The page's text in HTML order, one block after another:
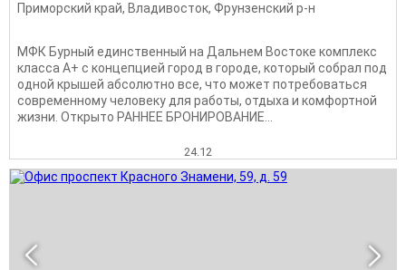
Приморский край, Владивосток, Фрунзенский р-н
МФК Бурный единственный на Дальнем Востоке комплекс
класса А+ с концепцией город в городе, который собрал под
одной крышей абсолютно все, что может потребоваться
современному человеку для работы, отдыха и комфортной
жизни. Открыто РАННЕЕ БРОНИРОВАНИЕ...
24.12